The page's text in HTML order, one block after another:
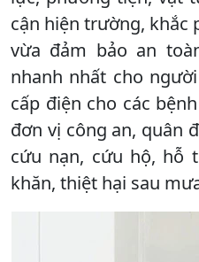
cận hiện trường, khắc
vừa đảm bảo an
nhanh nhất cho
cấp điện cho các
đơn vị công an, quân
cứu nạn, cứu hộ, hỗ
khăn, thiệt hại sau